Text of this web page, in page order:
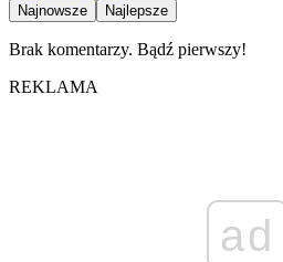
Najnowsze Najlepsze
Brak komentarzy. Bądź pierwszy!
REKLAMA
ad